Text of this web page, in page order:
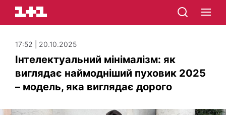
17:52 | 20.10.2025
Інтелектуальний мінімалізм: як
виглядає наймодніший пуховик 2025
– модель, яка виглядає дорого